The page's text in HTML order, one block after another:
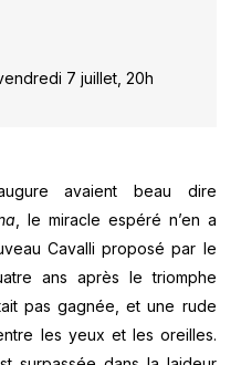
7 juillet, 20h
avaient beau dire
, le miracle espéré n’en a
Cavalli proposé par le
ans après le triomphe
pas gagnée, et une rude
les yeux et les oreilles.